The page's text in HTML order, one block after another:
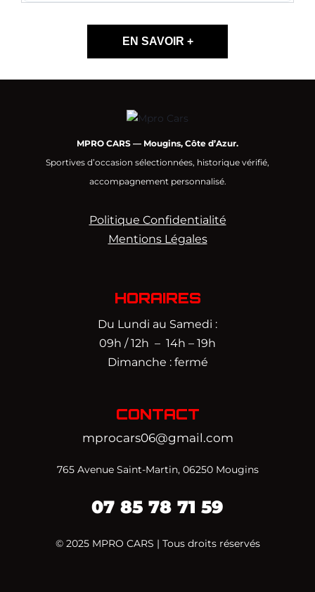
EN SAVOIR +
MPRO CARS — Mougins, Côte d’Azur.
Sportives d’occasion sélectionnées, historique vérifié,
accompagnement personnalisé.
Politique Confidentialité
Mentions Légales
HORAIRES
Du Lundi au Samedi :
09h / 12h – 14h – 19h
Dimanche : fermé
CONTACT
mprocars06@gmail.com
765 Avenue Saint-Martin, 06250 Mougins
07 85 78 71 59‬
© 2025 MPRO CARS | Tous droits réservés